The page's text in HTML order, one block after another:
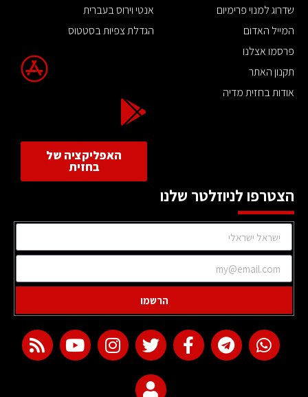
שדרוג למנוי פרימיום
המייל האדום
פרסמו אצלנו
תקנון האתר
אודות בחזית מדיה
אנטי וירוס בעברית
הגדלת צפיות בסטטוס
האפליקציה של
בחזית
הצטרפו לניוזלטר שלנו
הרשמו